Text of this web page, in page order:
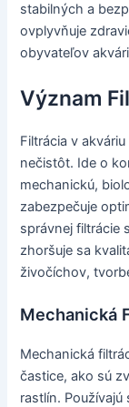
stabilných a
ovplyvňuje
obyvateľov
Význam
Filtrácia v
nečistôt. Ide o
mechanickú,
zabezpečuje
správnej filtrácie
zhoršuje sa
živočíchov,
Mechanická
Mechanická
častice, ako sú
rastlín.